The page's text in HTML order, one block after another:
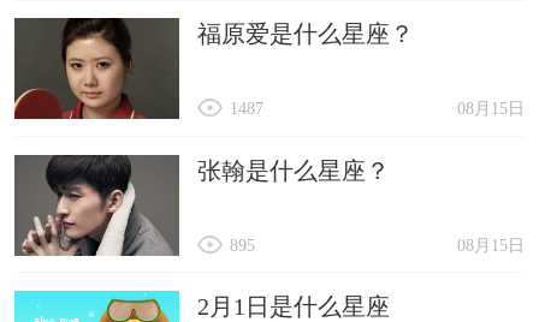
福原爱是什么星座？
08月15日
1487
张翰是什么星座？
08月15日
895
2月1日是什么星座